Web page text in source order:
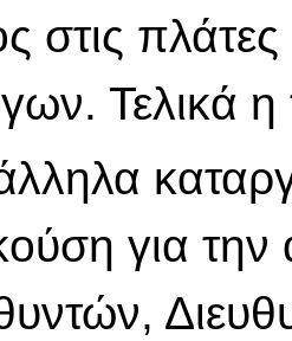
στις
Τελικά
για την